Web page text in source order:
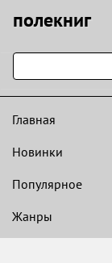
полекниг
Главная
Новинки
Популярное
Жанры